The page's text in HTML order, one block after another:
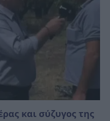
και σύζυγος της